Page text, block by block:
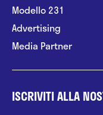
Modello 231
Advertising
Media Partner
ISCRIVITI ALLA